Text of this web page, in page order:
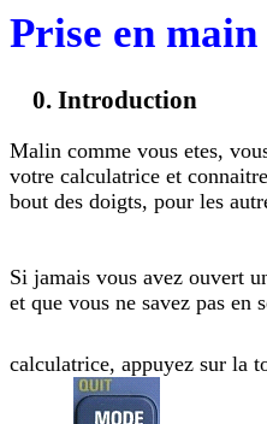
Prise en
Introduction
Malin comme vous etes,
votre calculatrice et
bout des doigts, pour les
Si jamais vous avez ouvert
et que vous ne savez pas
calculatrice, appuyez sur la